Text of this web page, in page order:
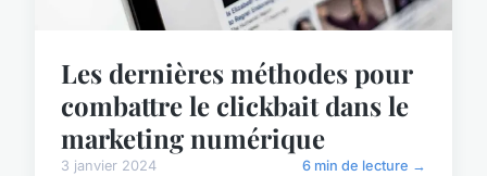
Les dernières méthodes pour
combattre le clickbait dans le
marketing numérique
3 janvier 2024 6 min de lecture →